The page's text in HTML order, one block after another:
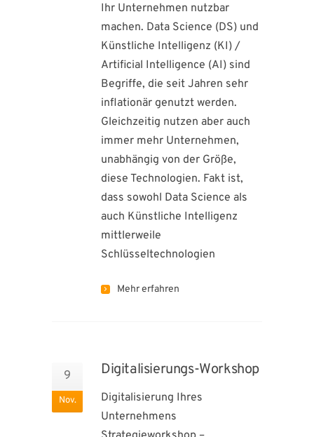
Ihr Unternehmen nutzbar
machen. Data Science (DS) und
Künstliche Intelligenz (KI) /
Artificial Intelligence (AI) sind
Begriffe, die seit Jahren sehr
inflationär genutzt werden.
Gleichzeitig nutzen aber auch
immer mehr Unternehmen,
unabhängig von der Größe,
diese Technologien. Fakt ist,
dass sowohl Data Science als
auch Künstliche Intelligenz
mittlerweile
Schlüsseltechnologien
Mehr erfahren
9
Nov.
Digitalisierungs-Workshop
Digitalisierung Ihres
Unternehmens